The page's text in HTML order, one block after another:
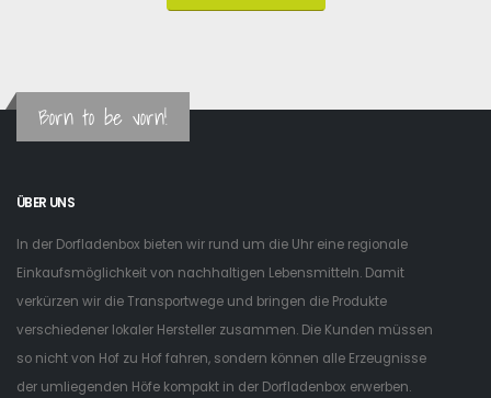
Born to be vorn!
ÜBER UNS
In der Dorfladenbox bieten wir rund um die Uhr eine regionale
Einkaufsmöglichkeit von nachhaltigen Lebensmitteln. Damit
verkürzen wir die Transportwege und bringen die Produkte
verschiedener lokaler Hersteller zusammen. Die Kunden müssen
so nicht von Hof zu Hof fahren, sondern können alle Erzeugnisse
der umliegenden Höfe kompakt in der Dorfladenbox erwerben.